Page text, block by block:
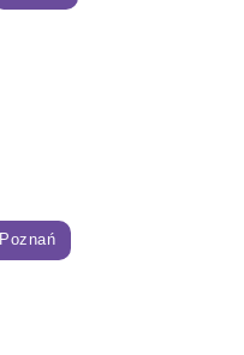
Poznań